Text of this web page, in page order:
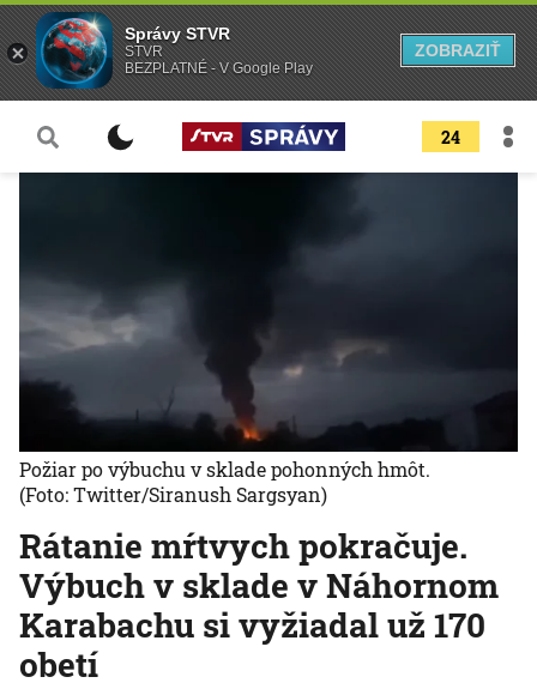
24
Rátanie mŕtvych pokračuje.
Výbuch v sklade v Náhornom
Karabachu si vyžiadal už 170
obetí
Požiar po výbuchu v sklade pohonných hmôt.
(Foto: Twitter/Siranush Sargsyan)
Správy STVR
STVR
BEZPLATNÉ - V Google Play
ZOBRAZIŤ